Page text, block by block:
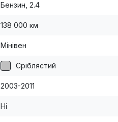
Бензин, 2.4
138 000 км
Мінівен
Сріблястий
2003-2011
Ні